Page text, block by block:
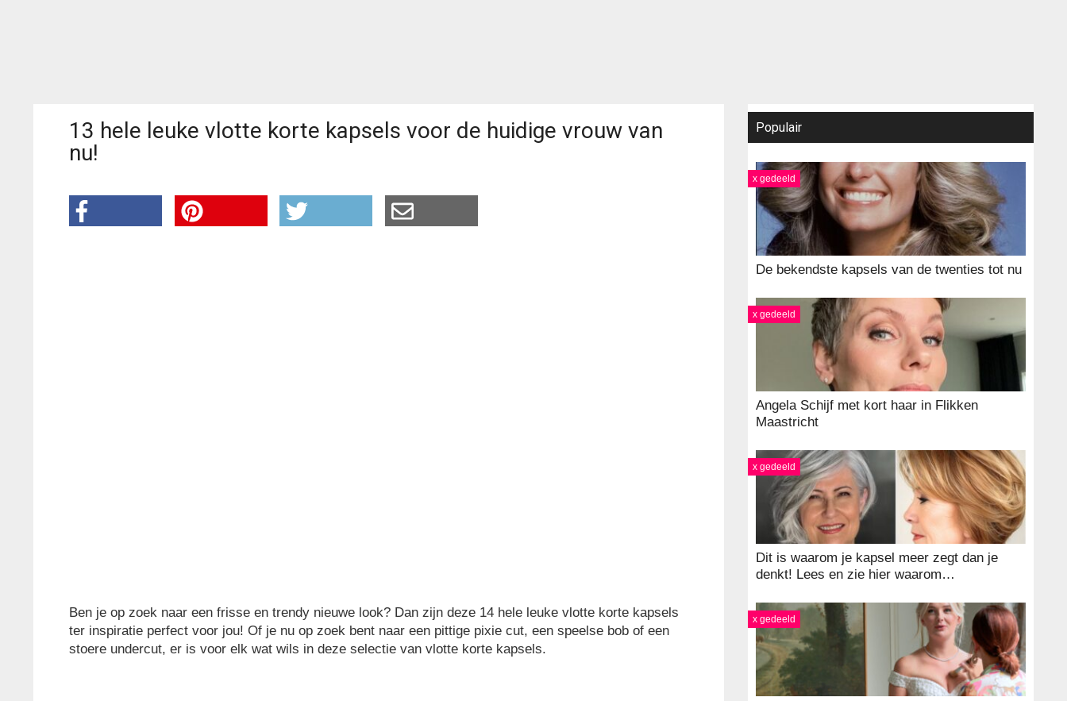
13 hele leuke vlotte korte kapsels voor de huidige vrouw van
nu!
Ben je op zoek naar een frisse en trendy nieuwe look? Dan zijn deze 14 hele leuke vlotte korte kapsels
ter inspiratie perfect voor jou! Of je nu op zoek bent naar een pittige pixie cut, een speelse bob of een
stoere undercut, er is voor elk wat wils in deze selectie van vlotte korte kapsels.
Populair
x gedeeld
De bekendste kapsels van de twenties tot nu
x gedeeld
Angela Schijf met kort haar in Flikken
Maastricht
x gedeeld
Dit is waarom je kapsel meer zegt dan je
denkt! Lees en zie hier waarom…
x gedeeld